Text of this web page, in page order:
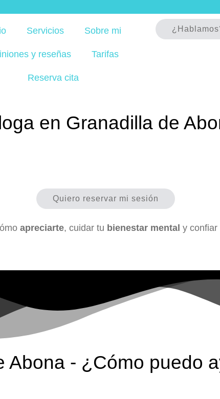
Servicios Sobre mi
y reseñas Tarifas
Reserva cita
en Granadilla de
Quiero reservar mi sesión
apreciarte, cuidar tu bienestar mental y
Abona - ¿Cómo puedo